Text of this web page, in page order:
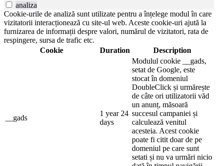
analiza
Cookie-urile de analiză sunt utilizate pentru a înțelege modul în care
vizitatorii interacționează cu site-ul web. Aceste cookie-uri ajută la
furnizarea de informații despre valori, numărul de vizitatori, rata de
respingere, sursa de trafic etc.
Cookie
Duration Description
__gads
1 year 24
days
Modulul cookie __gads,
setat de Google, este
stocat în domeniul
DoubleClick și urmărește
de câte ori utilizatorii văd
un anunț, măsoară
succesul campaniei și
calculează venitul
acesteia. Acest cookie
poate fi citit doar de pe
domeniul pe care sunt
setati și nu va urmări nicio